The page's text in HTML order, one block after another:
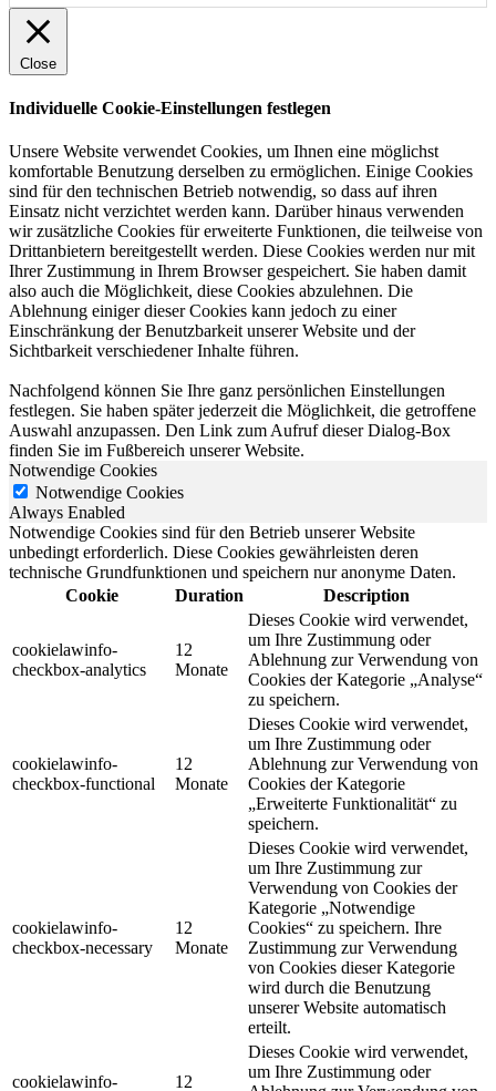
Close
Individuelle Cookie-Einstellungen festlegen
Unsere Website verwendet Cookies, um Ihnen eine möglichst
komfortable Benutzung derselben zu ermöglichen. Einige Cookies
sind für den technischen Betrieb notwendig, so dass auf ihren
Einsatz nicht verzichtet werden kann. Darüber hinaus verwenden
wir zusätzliche Cookies für erweiterte Funktionen, die teilweise von
Drittanbietern bereitgestellt werden. Diese Cookies werden nur mit
Ihrer Zustimmung in Ihrem Browser gespeichert. Sie haben damit
also auch die Möglichkeit, diese Cookies abzulehnen. Die
Ablehnung einiger dieser Cookies kann jedoch zu einer
Einschränkung der Benutzbarkeit unserer Website und der
Sichtbarkeit verschiedener Inhalte führen.
Nachfolgend können Sie Ihre ganz persönlichen Einstellungen
festlegen. Sie haben später jederzeit die Möglichkeit, die getroffene
Auswahl anzupassen. Den Link zum Aufruf dieser Dialog-Box
finden Sie im Fußbereich unserer Website.
Notwendige Cookies
Notwendige Cookies
Always Enabled
Notwendige Cookies sind für den Betrieb unserer Website
unbedingt erforderlich. Diese Cookies gewährleisten deren
technische Grundfunktionen und speichern nur anonyme Daten.
Cookie
Duration Description
cookielawinfo-
checkbox-analytics
12
Monate
Dieses Cookie wird verwendet,
um Ihre Zustimmung oder
Ablehnung zur Verwendung von
Cookies der Kategorie „Analyse“
zu speichern.
cookielawinfo-
checkbox-functional
12
Monate
Dieses Cookie wird verwendet,
um Ihre Zustimmung oder
Ablehnung zur Verwendung von
Cookies der Kategorie
„Erweiterte Funktionalität“ zu
speichern.
cookielawinfo-
checkbox-necessary
12
Monate
Dieses Cookie wird verwendet,
um Ihre Zustimmung zur
Verwendung von Cookies der
Kategorie „Notwendige
Cookies“ zu speichern. Ihre
Zustimmung zur Verwendung
von Cookies dieser Kategorie
wird durch die Benutzung
unserer Website automatisch
erteilt.
cookielawinfo-
12
Dieses Cookie wird verwendet,
um Ihre Zustimmung oder